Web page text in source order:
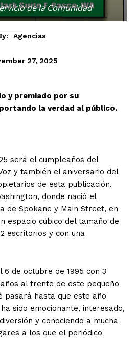
de la Comunidad
Agencias
27, 2025
y premiado por su
la verdad al público.
será el cumpleaños del
y también el aniversario del
de esta publicación.
donde nació el
de Spokane y Main Street, en
espacio cúbico del tamaño de
escritorios y con una
6 de octubre de 1995 con 3
al frente de este pequeño
pasará hasta que este año
sido emocionante, interesado,
y conociendo a mucha
a los que el periódico